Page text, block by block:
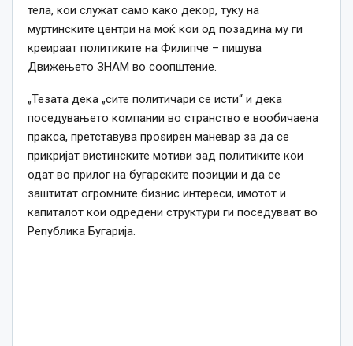
тела, кои служат само како декор, туку на
муртинските центри на моќ кои од позадина му ги
креираат политиките на Филипче – пишува
Движењето ЗНАМ во соопштение.
„Тезата дека „сите политичари се исти“ и дека
поседувањето компании во странство е вообичаена
пракса, претставува проѕирен маневар за да се
прикријат вистинските мотиви зад политиките кои
одат во прилог на бугарските позиции и да се
заштитат огромните бизнис интереси, имотот и
капиталот кои одредени структури ги поседуваат во
Република Бугарија.